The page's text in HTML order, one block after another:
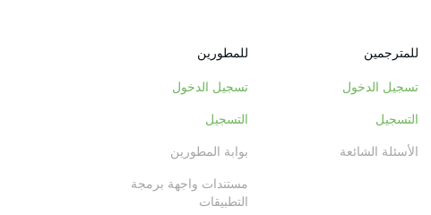
للمترجمين
تسجيل الدخول
التسجيل
الأسئلة الشائعة
للمطورين
تسجيل الدخول
التسجيل
بوابة المطورين
مستندات واجهة برمجة
التطبيقات